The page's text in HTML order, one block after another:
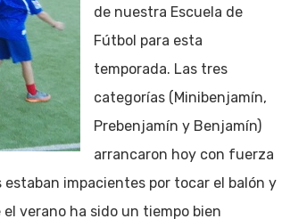
de nuestra Escuela de
Fútbol para esta
temporada. Las tres
categorías (Minibenjamín,
Prebenjamín y Benjamín)
arrancaron hoy con fuerza
impacientes por tocar el balón y
verano ha sido un tiempo bien